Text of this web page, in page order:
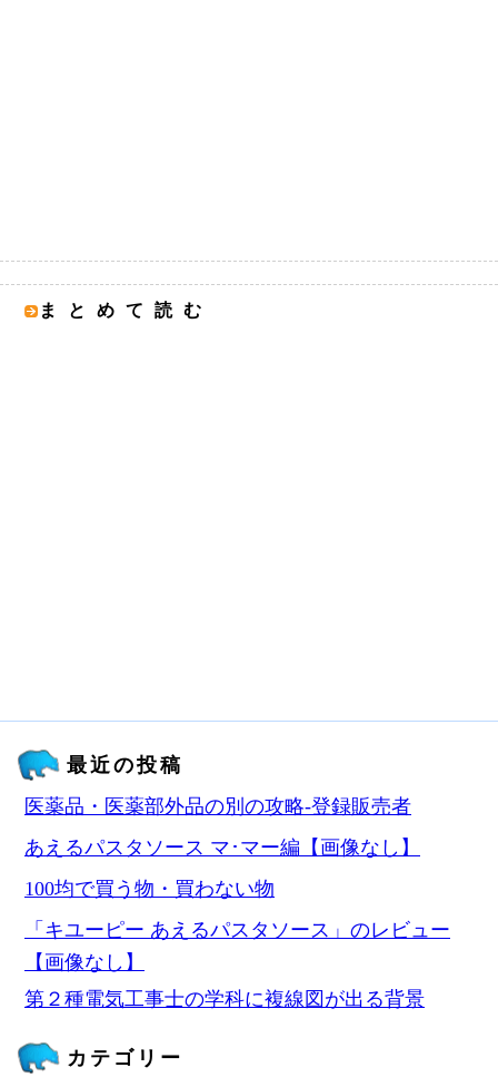
まとめて読む
最近の投稿
医薬品・医薬部外品の別の攻略‐登録販売者
あえるパスタソース マ･マー編【画像なし】
100均で買う物・買わない物
「キユーピー あえるパスタソース」のレビュー
【画像なし】
第２種電気工事士の学科に複線図が出る背景
カテゴリー